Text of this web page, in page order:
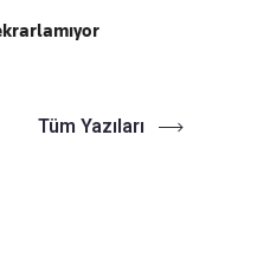
Tüm Yazıları